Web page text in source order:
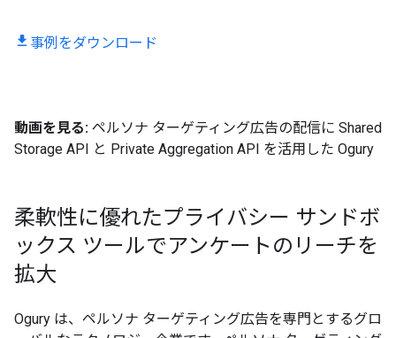
事例をダウンロード
動画を見る: ペルソナ ターゲティング広告の配信に Shared
Storage API と Private Aggregation API を活用した Ogury
柔軟性に優れたプライバシー サンドボ
ックス ツールでアンケートのリーチを
拡大
Ogury は、ペルソナ ターゲティング広告を専門とするグロ